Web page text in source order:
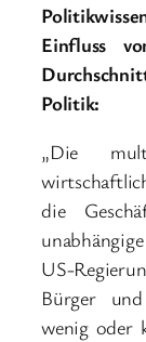
Einfluss
Politik:
„Die
die
US-
Bürger und
wenig oder